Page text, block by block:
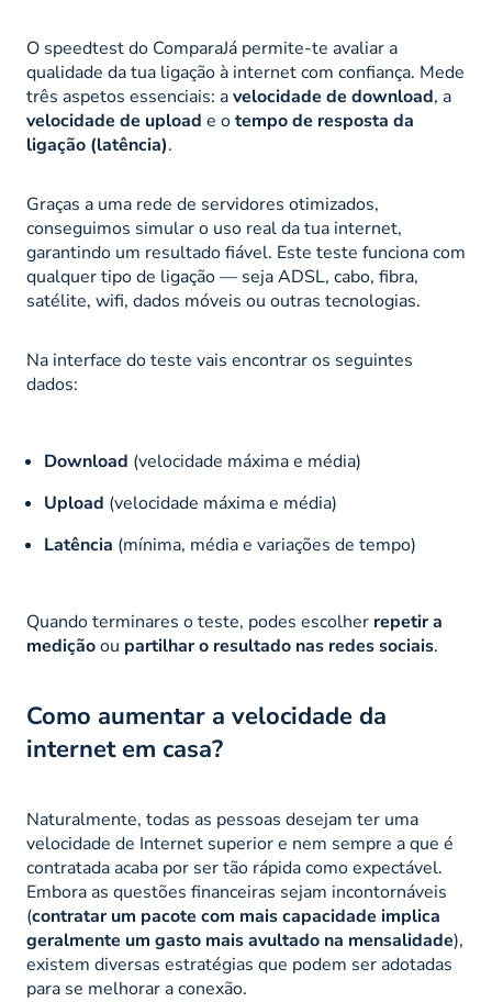
O speedtest do ComparaJá permite-te avaliar a
qualidade da tua ligação à internet com confiança. Mede
três aspetos essenciais: avelocidade de download, a
velocidade de upload e otempo de resposta da
ligação (latência).
Graças a uma rede de servidores otimizados,
conseguimos simular o uso real da tua internet,
garantindo um resultado fiável. Este teste funciona com
qualquer tipo de ligação — seja ADSL, cabo, fibra,
satélite, wifi, dados móveis ou outras tecnologias.
Na interface do teste vais encontrar os seguintes
dados:
Download (velocidade máxima e média)
Upload (velocidade máxima e média)
Latência (mínima, média e variações de tempo)
Quando terminares o teste, podes escolher repetir a
mediçãoou partilhar o resultado nas redes sociais.
Como aumentar a velocidade da
internet em casa?
Naturalmente, todas as pessoas desejam ter uma
velocidade de Internet superior e nem sempre a que é
contratada acaba por ser tão rápida como expectável.
Embora as questões financeiras sejam incontornáveis
(contratar um pacote com mais capacidade implica
geralmente um gasto mais avultado na mensalidade),
existem diversas estratégias que podem ser adotadas
para se melhorar a conexão.